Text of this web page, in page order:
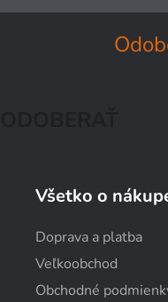
Všetko o
Doprava a platba
Veľkoobchod
Obchodné